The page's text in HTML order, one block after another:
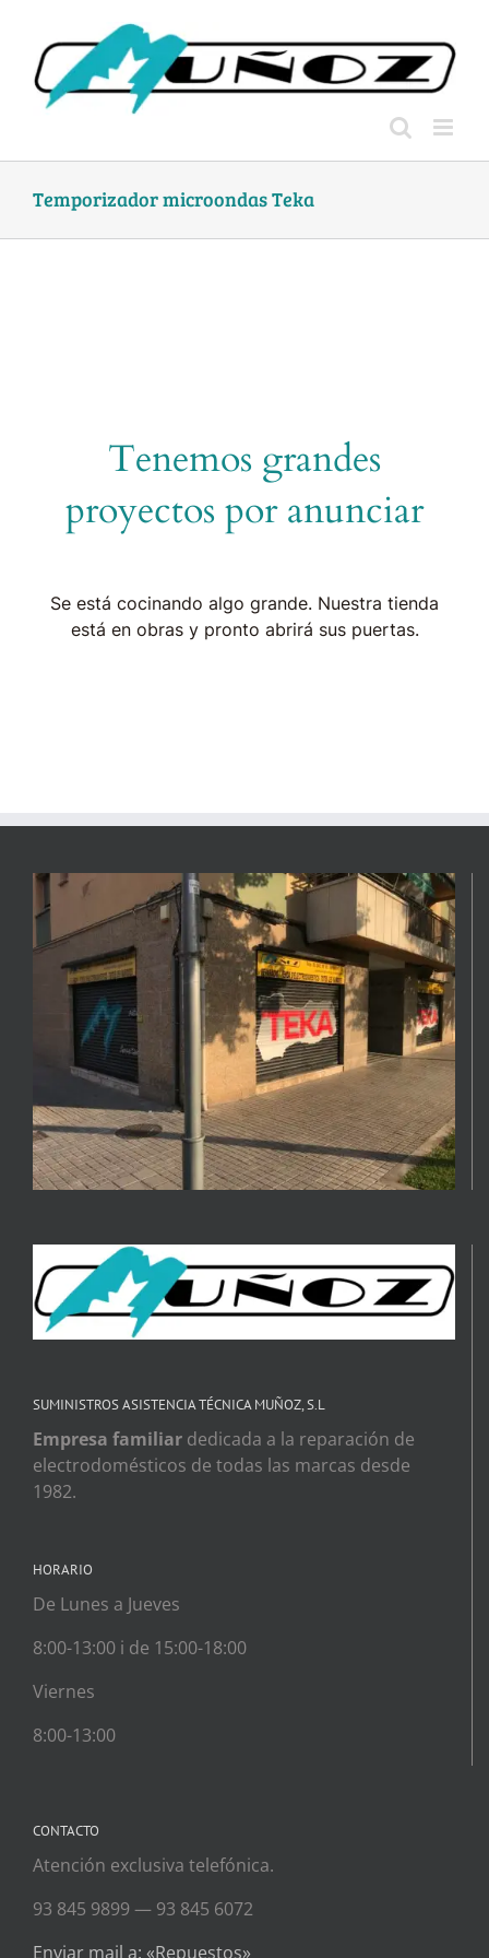
content
Temporizador microondas Teka
Tenemos grandes
proyectos por anunciar
Se está cocinando algo grande. Nuestra tienda
está en obras y pronto abrirá sus puertas.
SUMINISTROS ASISTENCIA TÉCNICA MUÑOZ, S.L
Empresa familiar dedicada a la reparación de
electrodomésticos de todas las marcas desde
1982.
HORARIO
De Lunes a Jueves
8:00-13:00 i de 15:00-18:00
Viernes
8:00-13:00
CONTACTO
Atención exclusiva telefónica.
93 845 9899 — 93 845 6072
Enviar mail a: «Repuestos»